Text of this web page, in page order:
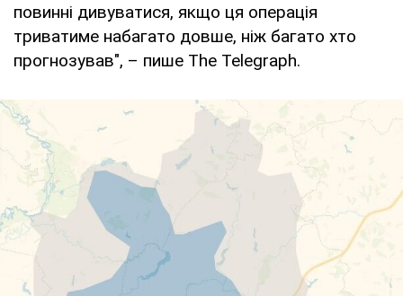
повинні дивуватися, якщо ця операція
триватиме набагато довше, ніж багато хто
прогнозував", – пише The Telegraph.